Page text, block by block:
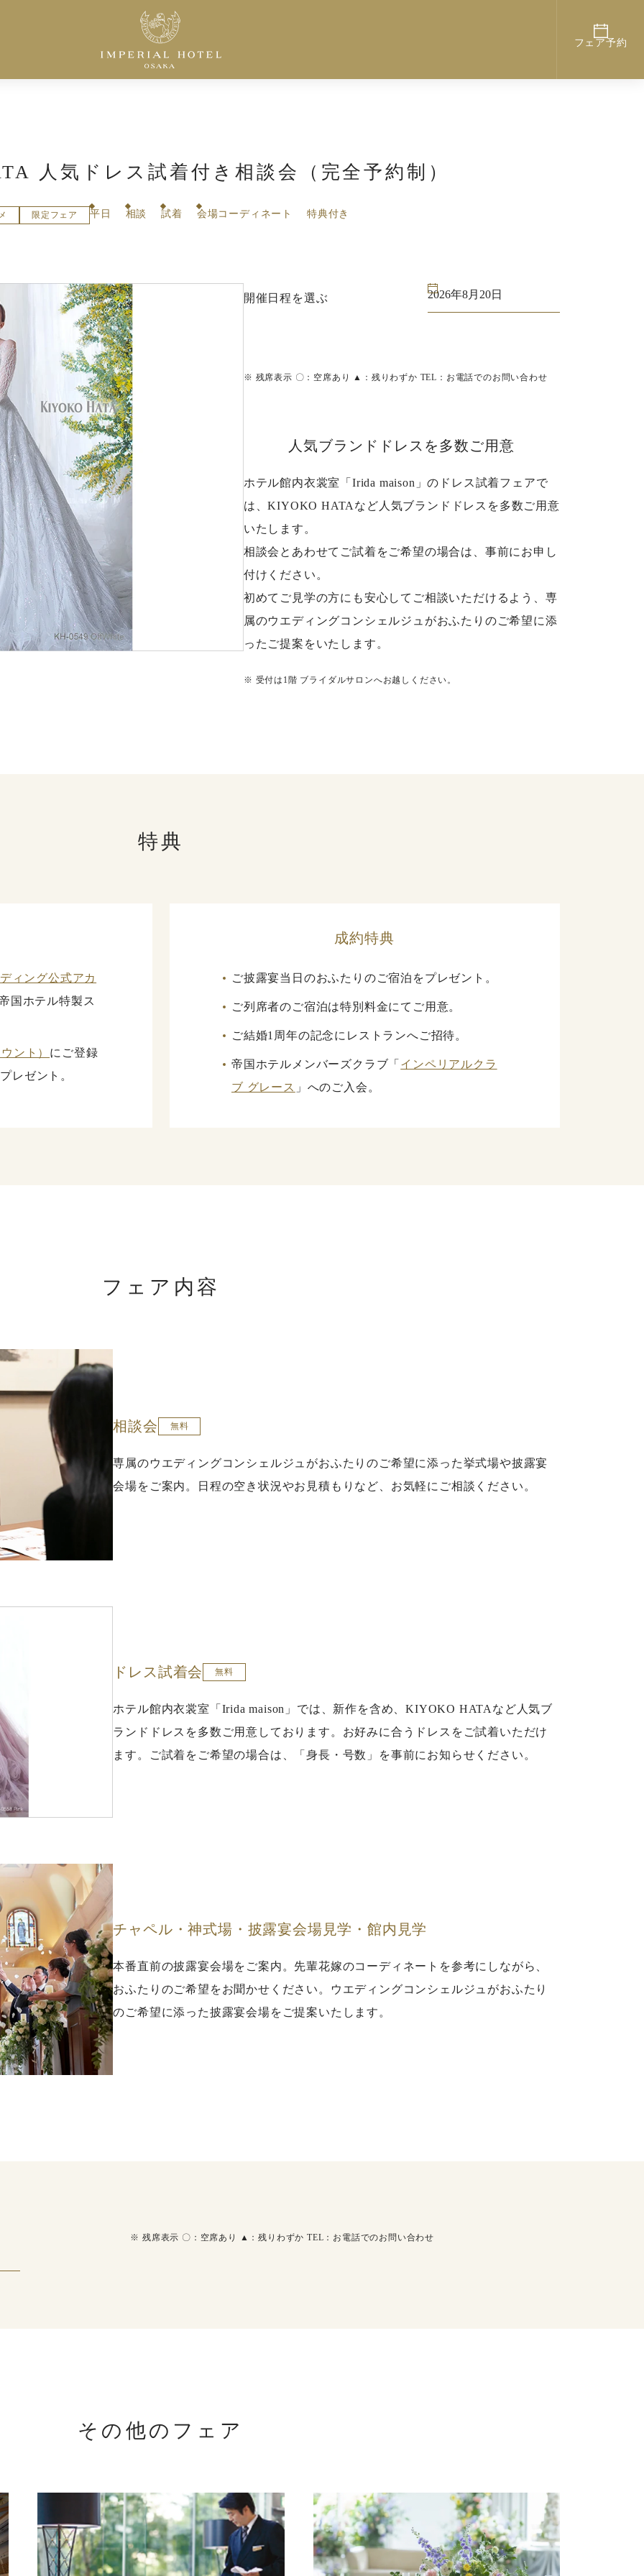
フェア予約
人気ドレス試着付き相談会（完全予約制）
限定フェア 平日 相談 試着 会場コーディネート 特典付き
開催日程を選ぶ 2026年8月20日
※ 残席表示 〇：空席あり ▲：残りわずか TEL：お電話でのお問い合わせ
人気ブランドドレスを多数ご用意
ホテル館内衣裳室「Irida maison」のドレス試着フェアで
は、KIYOKO HATAなど人気ブランドドレスを多数ご用意
いたします。
相談会とあわせてご試着をご希望の場合は、事前にお申し
付けください。
初めてご見学の方にも安心してご相談いただけるよう、専
属のウエディングコンシェルジュがおふたりのご希望に添
ったご提案をいたします。
※ 受付は1階 ブライダルサロンへお越しください。
特典
ィング公式アカ
国ホテル特製ス
ント） にご登録
レゼント。
成約特典
ご披露宴当日のおふたりのご宿泊をプレゼント。
ご列席者のご宿泊は特別料金にてご用意。
ご結婚1周年の記念にレストランへご招待。
帝国ホテルメンバーズクラブ「 インペリアルクラ
ブ グレース 」へのご入会。
フェア内容
相談会 無料
専属のウエディングコンシェルジュがおふたりのご希望に添った挙式場や披露宴
会場をご案内。日程の空き状況やお見積もりなど、お気軽にご相談ください。
ドレス試着会 無料
ホテル館内衣裳室「Irida maison」では、新作を含め、KIYOKO HATAなど人気ブ
ランドドレスを多数ご用意しております。お好みに合うドレスをご試着いただけ
ます。ご試着をご希望の場合は、「身長・号数」を事前にお知らせください。
チャペル・神式場・披露宴会場見学・館内見学
本番直前の披露宴会場をご案内。先輩花嫁のコーディネートを参考にしながら、
おふたりのご希望をお聞かせください。ウエディングコンシェルジュがおふたり
のご希望に添った披露宴会場をご提案いたします。
※ 残席表示 〇：空席あり ▲：残りわずか TEL：お電話でのお問い合わせ
その他のフェア